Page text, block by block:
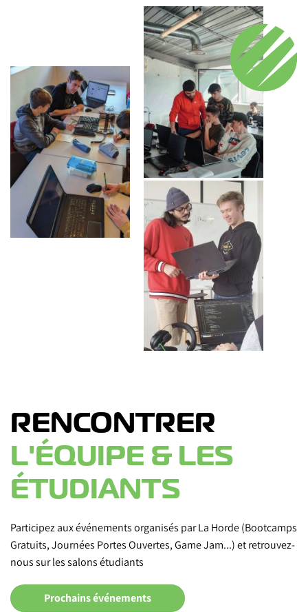
RENCONTRER
L'ÉQUIPE & LES
ÉTUDIANTS
Participez aux événements organisés par La Horde (Bootcamps
Gratuits, Journées Portes Ouvertes, Game Jam...) et retrouvez-
nous sur les salons étudiants
Prochains événements